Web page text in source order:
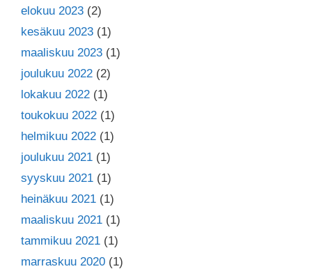
elokuu 2023 (2)
kesäkuu 2023 (1)
maaliskuu 2023 (1)
joulukuu 2022 (2)
lokakuu 2022 (1)
toukokuu 2022 (1)
helmikuu 2022 (1)
joulukuu 2021 (1)
syyskuu 2021 (1)
heinäkuu 2021 (1)
maaliskuu 2021 (1)
tammikuu 2021 (1)
marraskuu 2020 (1)